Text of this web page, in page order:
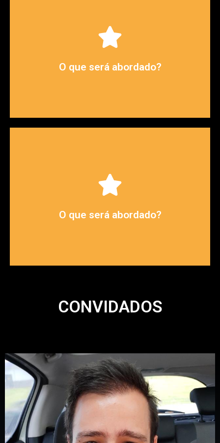
O que será abordado?
Como era a operação comercial da 8Quali antes
da Exact e do Club?
Quais foram os incrementos de resultados? O que
você viu de maior valor?
O que será abordado?
Quais os ganhos de operação teve com o Club?
o serviço e o Club: rotina, alinhamentos, timing.
Quais os próximos objetivos desejam alcançar?
CONVIDADOS